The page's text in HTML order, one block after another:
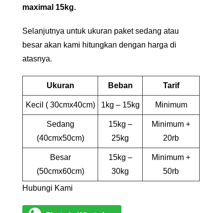
maximal 15kg.
Selanjutnya untuk ukuran paket sedang atau
besar akan kami hitungkan dengan harga di
atasnya.
Ukuran Beban Tarif
Kecil ( 30cmx40cm) 1kg – 15kg Minimum
Sedang
(40cmx50cm)
15kg –
25kg
Minimum +
20rb
Besar
(50cmx60cm)
15kg –
30kg
Minimum +
50rb
Hubungi Kami